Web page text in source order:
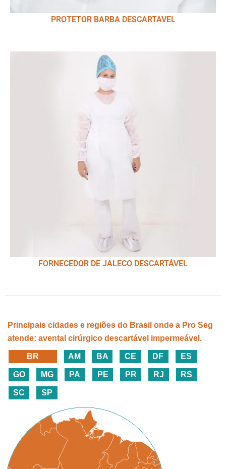
PROTETOR BARBA DESCARTAVEL
FORNECEDOR DE JALECO DESCARTÁVEL
Principais cidades e regiões do Brasil onde a Pro Seg
atende: avental cirúrgico descartável impermeável.
BR AM BA CE DF ES
GO MG PA PE PR RJ RS
SC SP